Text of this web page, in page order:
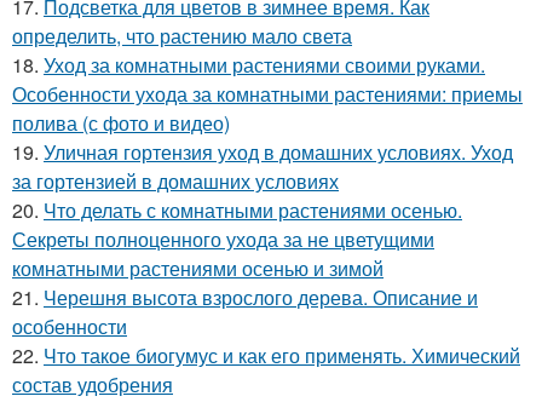
17. Подсветка для цветов в зимнее время. Как
определить, что растению мало света
18. Уход за комнатными растениями своими руками.
Особенности ухода за комнатными растениями: приемы
полива (с фото и видео)
19. Уличная гортензия уход в домашних условиях. Уход
за гортензией в домашних условиях
20. Что делать с комнатными растениями осенью.
Секреты полноценного ухода за не цветущими
комнатными растениями осенью и зимой
21. Черешня высота взрослого дерева. Описание и
особенности
22. Что такое биогумус и как его применять. Химический
состав удобрения